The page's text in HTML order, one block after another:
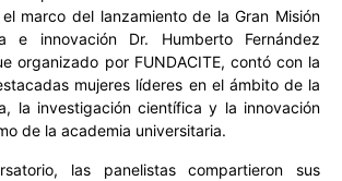
marco del lanzamiento de la Gran Misión
e innovación Dr. Humberto Fernández
organizado por FUNDACITE, contó con la
mujeres líderes en el ámbito de la
la investigación científica y la innovación
de la academia universitaria.
las panelistas compartieron sus